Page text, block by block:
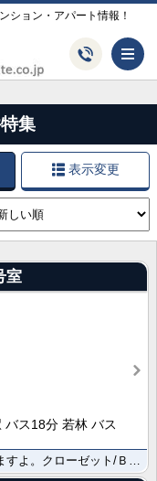
ション・アパート情報！
集
表示変更
室
バス18分 若林 バス
ドラッグストア830mと近隣施設も整っていますよ。クローゼット/ＢＳ/シューズボックスで快適な生活は･･･